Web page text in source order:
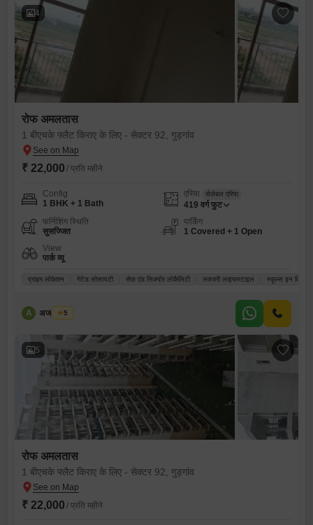
4
रोफ अमलतास
1 बीएचके फ्लैट किराए के लिए - सेक्टर 92, गुड़गांव
₹ 22,000 / प्रति महीने
Config
1 BHK + 1 Bath
एरिया सेलेबल एरिया
419 वर्ग फुट
फर्निशिंग स्थिति
सुसज्जित
पार्किंग
1 Covered + 1 Open
View
पार्क व्यू
प्राइम लोकेशन गेटेड सोसायटी सेफ़ एंड सिक्योर लोकैलिटी लक्जरी लाइफस्टाइल स्कूल्स इन
A अजय कुमार
5
5
रोफ अमलतास
1 बीएचके फ्लैट किराए के लिए - सेक्टर 92, गुड़गांव
₹ 22,000 / प्रति महीने